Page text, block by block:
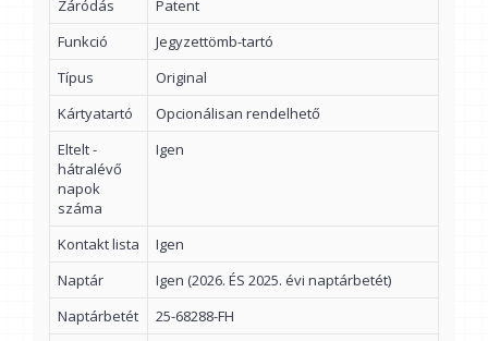
Záródás
Patent
Funkció
Jegyzettömb-tartó
Típus
Original
Kártyatartó
Opcionálisan rendelhető
Eltelt -
hátralévő
napok
száma
Igen
Kontakt lista
Igen
Naptár
Igen (2026. ÉS 2025. évi naptárbetét)
Naptárbetét
25-68288-FH